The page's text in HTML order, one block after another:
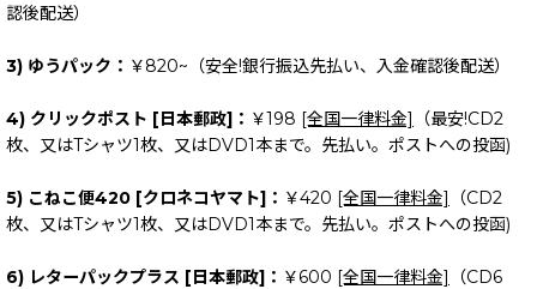
認後配送）
3) ゆうパック： ￥820~（安全!銀行振込先払い、入金確認後配送）
4) クリックポスト [日本郵政]： ￥198 [全国一律料金]
（最安!CD2
枚、又はTシャツ1枚、又はDVD1本まで。先払い。ポストへの投函)
5) こねこ便420 [クロネコヤマト]： ￥420 [全国一律料金]
（CD2
枚、又はTシャツ1枚、又はDVD1本まで。先払い。ポストへの投函)
6) レターパックプラス [日本郵政]： ￥600 [全国一律料金]
（CD6